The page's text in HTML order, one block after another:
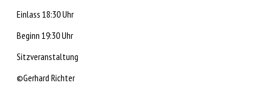
Einlass 18:30 Uhr
Beginn 19:30 Uhr
Sitzveranstaltung
©Gerhard Richter